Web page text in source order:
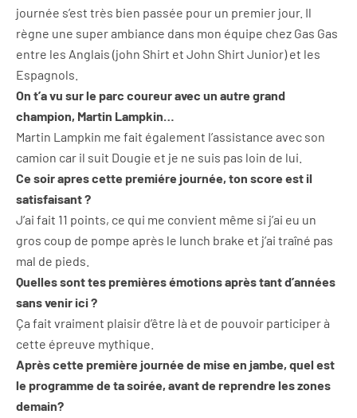
journée s’est très bien passée pour un premier jour. Il
règne une super ambiance dans mon équipe chez Gas Gas
entre les Anglais (john Shirt et John Shirt Junior) et les
Espagnols.
On t’a vu sur le parc coureur avec un autre grand
champion, Martin Lampkin…
Martin Lampkin me fait également l’assistance avec son
camion car il suit Dougie et je ne suis pas loin de lui.
Ce soir apres cette premiére journée, ton score est il
satisfaisant ?
J’ai fait 11 points, ce qui me convient même si j’ai eu un
gros coup de pompe après le lunch brake et j’ai traîné pas
mal de pieds.
Quelles sont tes premières émotions après tant d’années
sans venir ici ?
Ça fait vraiment plaisir d’être là et de pouvoir participer à
cette épreuve mythique.
Après cette première journée de mise en jambe, quel est
le programme de ta soirée, avant de reprendre les zones
demain?